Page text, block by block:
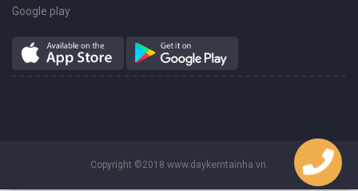
Google play
Copyright ©2018 www.daykemtainha.vn.